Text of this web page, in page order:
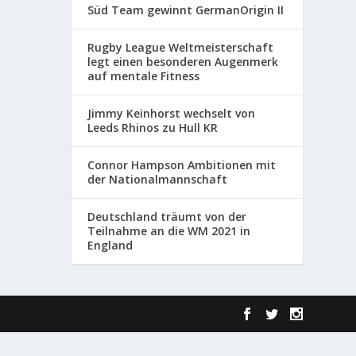
Süd Team gewinnt GermanOrigin II
Rugby League Weltmeisterschaft
legt einen besonderen Augenmerk
auf mentale Fitness
Jimmy Keinhorst wechselt von
Leeds Rhinos zu Hull KR
Connor Hampson Ambitionen mit
der Nationalmannschaft
Deutschland träumt von der
Teilnahme an die WM 2021 in
England